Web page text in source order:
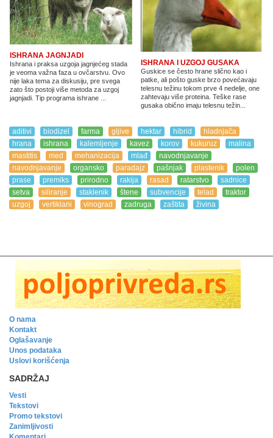
ISHRANA JAGNJADI
Ishrana i praksa uzgoja jagnjećeg stada
je veoma važna faza u ovčarstvu. Ovo
nije laka tema za diskusiju, pre svega
zato što postoji više metoda za uzgoj
jagnjadi. Tip programa ishrane ...
ISHRANA I UZGOJ GUSAKA
Guskice se često hrane slično kao i
patke, ali pošto guske brzo povećavaju
telesnu težinu tokom prve 4 nedelje, one
zahtevaju više proteina. Teške rase
gusaka obično imaju telesnu težin...
aditivi biodizel farma gljive hektar hibrid
hladnjača
hrana
ishrana kalemljenje kavez korov kukuruz
malina
mastitis
med mehanizacija mlađ
navodnjavanje
navodnjavanje
organsko paradajz pašnjak plastenik
polen
prase
premiks prirodno rakija rasad ratarstvo
sadnice
setva
siliranje staklenik štene subvencije telad
traktor
uzgoj
vertiklani vinograd zadruga zaštita živina
O nama
Kontakt
Oglašavanje
Unos podataka
Uslovi korišćenja
SADRŽAJ
Vesti
Tekstovi
Promo tekstovi
Zanimljivosti